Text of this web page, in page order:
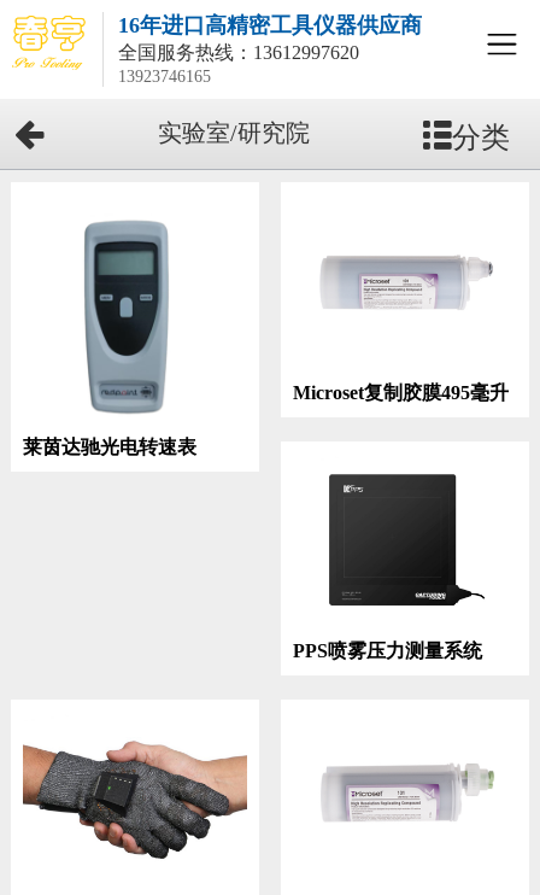
16年进口高精密工具仪器供应商
全国服务热线： 13612997620
13923746165
实验室/研究院 分类
莱茵达驰光电转速表
Microset复制胶膜495毫升
PPS喷雾压力测量系统